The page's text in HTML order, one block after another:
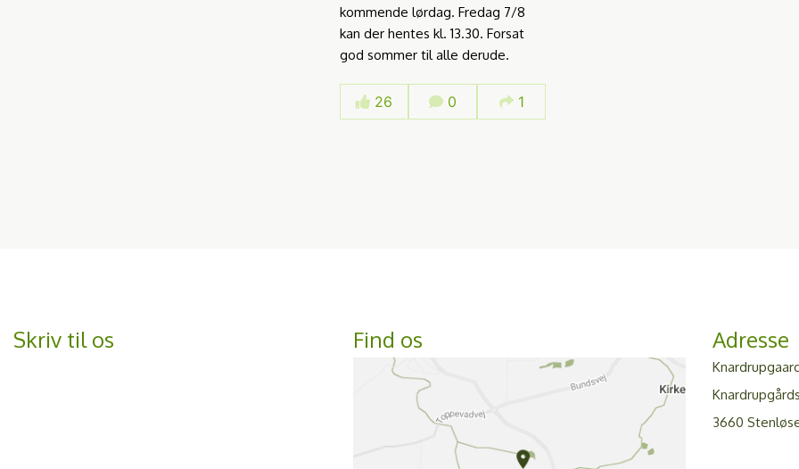
kommende lørdag. Fredag 7/8
kan der hentes kl. 13.30. Forsat
god sommer til alle derude.
26 0 1
Skriv til os Find os Adresse
3660